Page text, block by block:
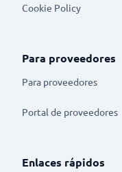
Cookie Policy
Para proveedores
Para proveedores
Portal de proveedores
Enlaces rápidos